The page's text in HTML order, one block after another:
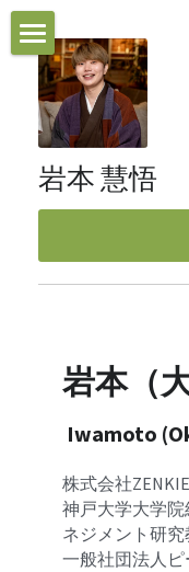
岩本 慧悟
Profile
岩本（
Iwamoto
株式会社
神戸大学大学
ネジメント研
一般社団法人